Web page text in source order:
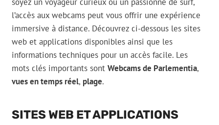
l’accès aux webcams peut vous offrir une expérience
immersive à distance. Découvrez ci-dessous les sites
web et applications disponibles ainsi que les
informations techniques pour un accès facile. Les
mots clés importants sont Webcams de Parlementia,
vues en temps réel, plage.
SITES WEB ET APPLICATIONS